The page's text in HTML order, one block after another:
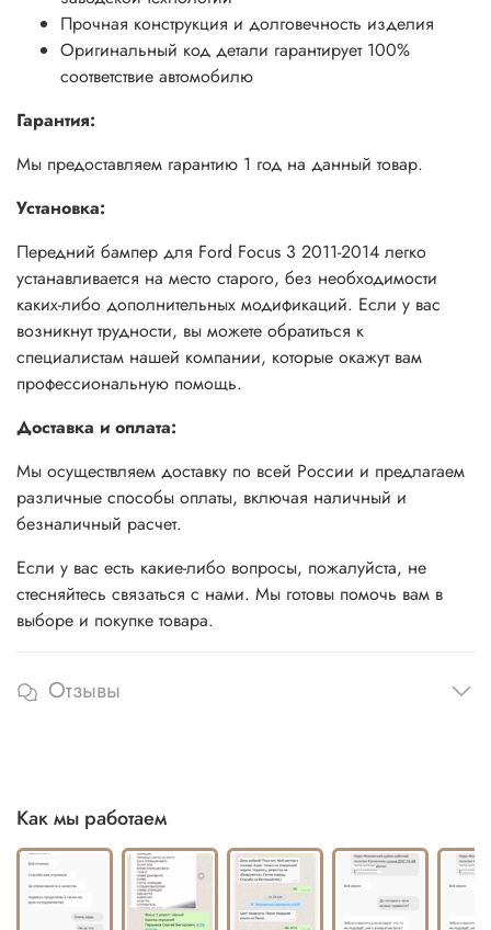
Прочная конструкция и долговечность изделия
Оригинальный код детали гарантирует 100%
соответствие автомобилю
Гарантия:
Мы предоставляем гарантию 1 год на данный товар.
Установка:
Передний бампер для Ford Focus 3 2011-2014 легко
устанавливается на место старого, без необходимости
каких-либо дополнительных модификаций. Если у вас
возникнут трудности, вы можете обратиться к
специалистам нашей компании, которые окажут вам
профессиональную помощь.
Доставка и оплата:
Мы осуществляем доставку по всей России и предлагаем
различные способы оплаты, включая наличный и
безналичный расчет.
Если у вас есть какие-либо вопросы, пожалуйста, не
стесняйтесь связаться с нами. Мы готовы помочь вам в
выборе и покупке товара.
Отзывы
Как мы работаем